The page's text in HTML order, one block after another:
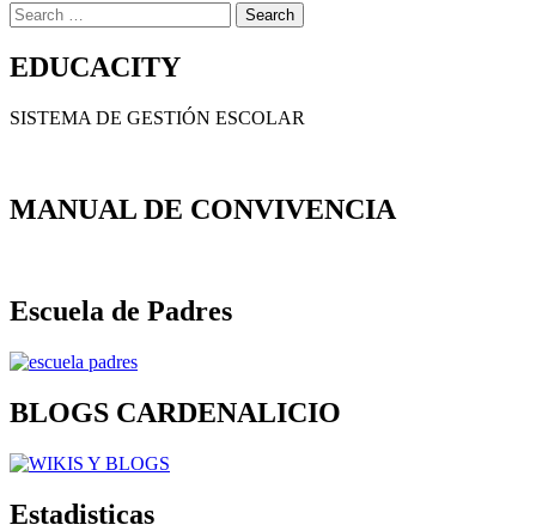
Search
for:
EDUCACITY
SISTEMA DE GESTIÓN ESCOLAR
MANUAL DE CONVIVENCIA
Escuela de Padres
BLOGS CARDENALICIO
Estadisticas